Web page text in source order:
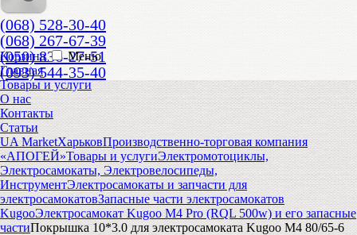
(068) 528-30-40
(068) 267-67-39
(050) 836-27-51
(093) 544-35-40
Корзина
Меню
Главная
Товары и услуги
О нас
Контакты
Статьи
UA MarketХарьковПроизводственно-торговая компания
«АПОГЕЙ»Товары и услугиЭлектромотоциклы,
Электросамокаты, Электровелосипеды,
ИнструментЭлектросамокаты и запчасти для
электросамокатовЗапасные части электросамокатов
KugooЭлектросамокат Kugoo M4 Pro (RQL 500w) и его запасные
частиПокрышка 10*3.0 для электросамоката Kugoo M4 80/65-6